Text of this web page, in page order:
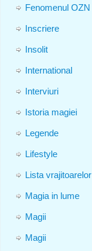
Fenomenul OZN
Inscriere
Insolit
International
Interviuri
Istoria magiei
Legende
Lifestyle
Lista vrajitoarelor
Magia in lume
Magii
Magii